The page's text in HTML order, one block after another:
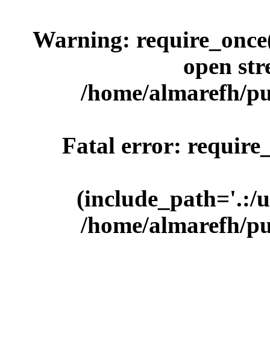
Warning:
open
/home/almarefh/
Fatal error:
(include_path='.:/
/home/almarefh/